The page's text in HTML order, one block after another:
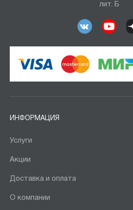
лит. Б
ИНФОРМАЦИЯ
Услуги
Акции
Доставка и оплата
О компании